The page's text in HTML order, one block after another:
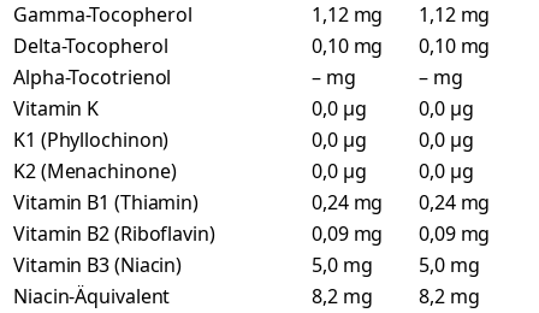
Gamma-Tocopherol
1,12 mg
1,12 mg
Delta-Tocopherol
0,10 mg
0,10 mg
Alpha-Tocotrienol
– mg
– mg
Vitamin K
0,0 µg
0,0 µg
K1 (Phyllochinon)
0,0 µg
0,0 µg
K2 (Menachinone)
0,0 µg
0,0 µg
Vitamin B1 (Thiamin)
0,24 mg
0,24 mg
Vitamin B2 (Riboflavin)
0,09 mg
0,09 mg
Vitamin B3 (Niacin)
5,0 mg
5,0 mg
Niacin-Äquivalent
8,2 mg
8,2 mg